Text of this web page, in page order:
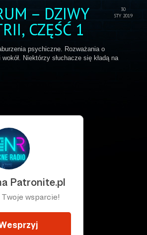
30
STY 2019
– DZIWY
CZĘŚĆ 1
psychiczne. Rozważania o
Niektórzy słuchacze się kładą na